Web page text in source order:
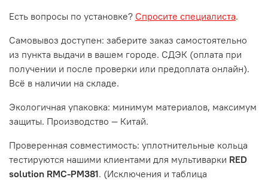
Есть вопросы по установке? Спросите специалиста.
Самовывоз доступен: заберите заказ самостоятельно
из пункта выдачи в вашем городе. СДЭК (оплата при
получении и после проверки или предоплата онлайн).
Всё в наличии на складе.
Экологичная упаковка: минимум материалов, максимум
защиты. Производство — Китай.
Проверенная совместимость: уплотнительные кольца
тестируются нашими клиентами для мультиварки RED
solution RMC-PM381. (Исключения и таблица